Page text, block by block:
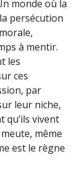
monde où la
persécution
à mentir.
les
ces
par
leur niche,
qu’ils vivent
même
est le règne